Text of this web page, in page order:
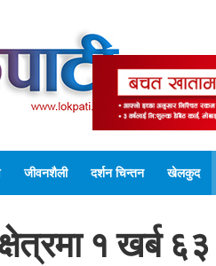
जीवनशैली दर्शन चिन्तन खेलकुद
क्षेत्रमा १ खर्ब